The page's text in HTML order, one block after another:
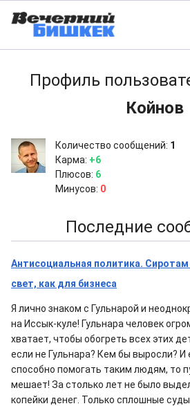
Профиль
Койнов
Количество сообщений: 1
Карма: +6
Плюсов: 6
Минусов: 0
Последние
Антисоциальная политика.
свет, как для бизнеса
Я лично знаком с Гульнарой и
на Иссык-куле! Гульнара человек
хватает, чтобы обогреть всех этих
если не Гульнара? Кем бы выросли? И
способно помогать таким людям, то
мешает! За столько лет не было
копейки денег. Только сплошные